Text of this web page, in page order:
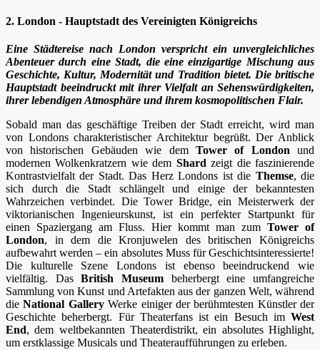
2. London - Hauptstadt des Vereinigten Königreichs
Eine Städtereise nach London verspricht ein unvergleichliches
Abenteuer durch eine Stadt, die eine einzigartige Mischung aus
Geschichte, Kultur, Modernität und Tradition bietet. Die britische
Hauptstadt beeindruckt mit ihrer Vielfalt an Sehenswürdigkeiten,
ihrer lebendigen Atmosphäre und ihrem kosmopolitischen Flair.
Sobald man das geschäftige Treiben der Stadt erreicht, wird man
von Londons charakteristischer Architektur begrüßt. Der Anblick
von historischen Gebäuden wie dem Tower of London und
modernen Wolkenkratzern wie dem Shard zeigt die faszinierende
Kontrastvielfalt der Stadt. Das Herz Londons ist die Themse, die
sich durch die Stadt schlängelt und einige der bekanntesten
Wahrzeichen verbindet. Die Tower Bridge, ein Meisterwerk der
viktorianischen Ingenieurskunst, ist ein perfekter Startpunkt für
einen Spaziergang am Fluss. Hier kommt man zum Tower of
London, in dem die Kronjuwelen des britischen Königreichs
aufbewahrt werden – ein absolutes Muss für Geschichtsinteressierte!
Die kulturelle Szene Londons ist ebenso beeindruckend wie
vielfältig. DasBritish Museum beherbergt eine umfangreiche
Sammlung von Kunst und Artefakten aus der ganzen Welt, während
dieNational GalleryWerke einiger der berühmtesten Künstler der
Geschichte beherbergt. Für Theaterfans ist ein Besuch im West
End, dem weltbekannten Theaterdistrikt, ein absolutes Highlight,
um erstklassige Musicals und Theateraufführungen zu erleben.